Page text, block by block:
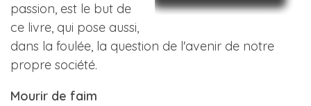
passion, est le but de
ce livre, qui pose aussi,
dans la foulée, la question de l'avenir de notre
propre société.
Mourir de faim